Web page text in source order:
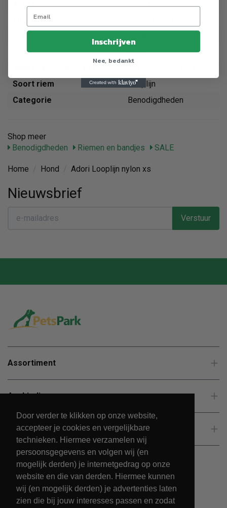
Door verder te klikken op onze website,
accepteer je cookies en vergelijkbare
technieken. Hiermee verzamelen wij
persoonsgegevens en volgen wij (en
mogelijk derden) je internetgedrag op onze
website en die van derden. Hiermee kunnen
wij (en mogelijk derden) je advertenties laten
zien die bij jouw interesses passen en zodat
EAN nummer
Dier
Merk
Adori
Soort riem
Looplijn
Categorie
Benodigdheden
Shop meer
Benodigdheden
Riemen en bandjes SALE
Home Hond Adori Looplijn nylon xs
Nieuwsbrief
Verstuur
Assortiment
Aanbiedingen
Klantenservice
Inschrijven
Nee, bedankt